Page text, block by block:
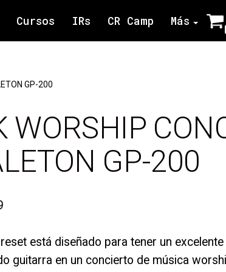
Cursos IRs CR Camp Más
GP-200
WORSHIP
GP-200
está diseñado para tener un
guitarra en un concierto de música